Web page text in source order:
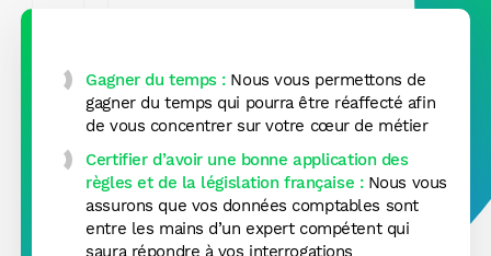
Gagner du temps :Nous vous permettons de
gagner du temps qui pourra être réaffecté afin
de vous concentrer sur votre cœur de métier
Certifier d’avoir une bonne application des
règles et de la législation française :Nous vous
assurons que vos données comptables sont
entre les mains d’un expert compétent qui
saura répondre à vos interrogations